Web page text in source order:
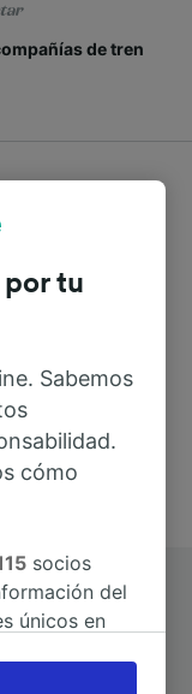
de tren
a Düsseldorf,
haz
horarios y
con
170
para volver en
por tu
Sabemos
cómo
socios
del
únicos en
preferencias